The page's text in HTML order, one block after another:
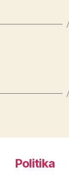
Politika